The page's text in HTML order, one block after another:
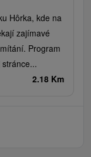
Hôrka, kde na
zajímavé
Program
2.18 Km